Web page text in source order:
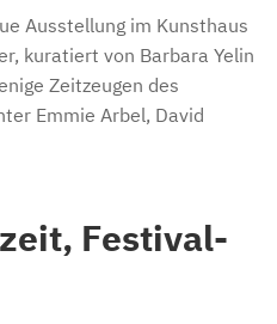
Ausstellung im Kunsthaus
kuratiert von Barbara Yelin
Zeitzeugen des
Emmie Arbel, David
Festival-